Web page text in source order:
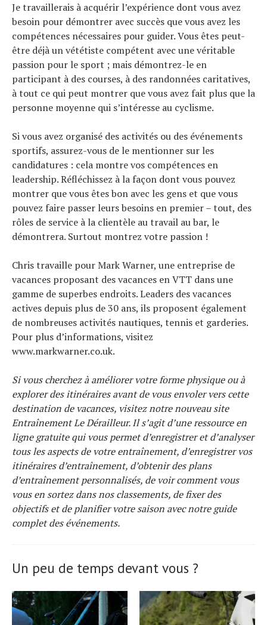
Je travaillerais à acquérir l’expérience dont vous avez
besoin pour démontrer avec succès que vous avez les
compétences nécessaires pour guider. Vous êtes peut-
être déjà un vététiste compétent avec une véritable
passion pour le sport ; mais démontrez-le en
participant à des courses, à des randonnées caritatives,
à tout ce qui peut montrer que vous avez fait plus que la
personne moyenne qui s’intéresse au cyclisme.
Si vous avez organisé des activités ou des événements
sportifs, assurez-vous de le mentionner sur les
candidatures : cela montre vos compétences en
leadership. Réfléchissez à la façon dont vous pouvez
montrer que vous êtes bon avec les gens et que vous
pouvez faire passer leurs besoins en premier – tout, des
rôles de service à la clientèle au travail au bar, le
démontrera. Surtout montrez votre passion !
Chris travaille pour Mark Warner, une entreprise de
vacances proposant des vacances en VTT dans une
gamme de superbes endroits. Leaders des vacances
actives depuis plus de 30 ans, ils proposent également
de nombreuses activités nautiques, tennis et garderies.
Pour plus d’informations, visitez
www.markwarner.co.uk.
Si vous cherchez à améliorer votre forme physique ou à
explorer des itinéraires avant de vous envoler vers cette
destination de vacances, visitez notre nouveau site
Entraînement Le Dérailleur. Il s’agit d’une ressource en
ligne gratuite qui vous permet d’enregistrer et d’analyser
tous les aspects de votre entraînement, d’enregistrer vos
itinéraires d’entraînement, d’obtenir des plans
d’entraînement personnalisés, de voir comment vous
vous en sortez dans nos classements, de fixer des
objectifs et de planifier votre saison avec notre guide
complet des événements.
Un peu de temps devant vous ?